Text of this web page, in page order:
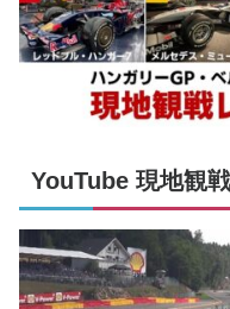
YouTube 現地観